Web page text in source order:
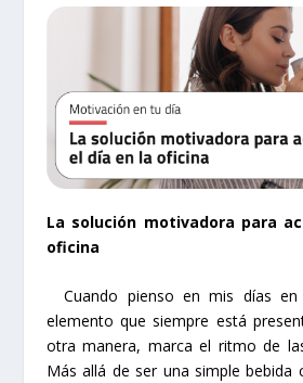
La solución motivadora para
oficina
Cuando pienso en mis días
elemento que siempre está
otra manera, marca el ritmo de
Más allá de ser una simple bebida